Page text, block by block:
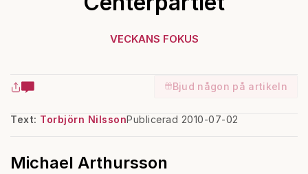
VECKANS FOKUS
Bjud någon på artikeln
Text: Torbjörn NilssonPublicerad 2010-07-02
Michael Arthursson